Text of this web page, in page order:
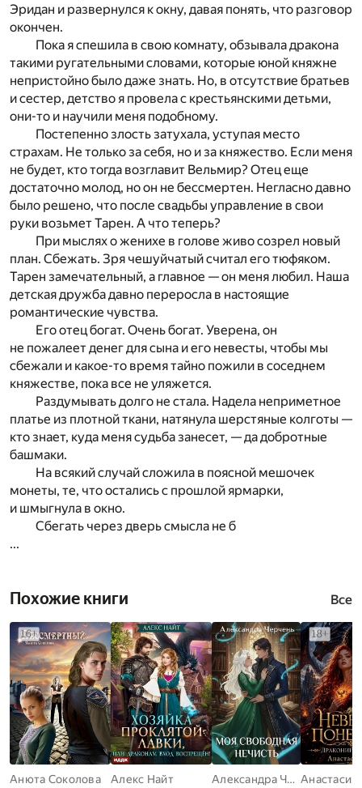
Эридан и развернулся к окну, давая понять, что разговор
окончен.
Пока я спешила в свою комнату, обзывала дракона
такими ругательными словами, которые юной княжне
непристойно было даже знать. Но, в отсутствие братьев
и сестер, детство я провела с крестьянскими детьми,
они-то и научили меня подобному.
Постепенно злость затухала, уступая место
страхам. Не только за себя, но и за княжество. Если меня
не будет, кто тогда возглавит Вельмир? Отец еще
достаточно молод, но он не бессмертен. Негласно давно
было решено, что после свадьбы управление в свои
руки возьмет Тарен. А что теперь?
При мыслях о женихе в голове живо созрел новый
план. Сбежать. Зря чешуйчатый считал его тюфяком.
Тарен замечательный, а главное — он меня любил. Наша
детская дружба давно переросла в настоящие
романтические чувства.
Его отец богат. Очень богат. Уверена, он
не пожалеет денег для сына и его невесты, чтобы мы
сбежали и какое-то время тайно пожили в соседнем
княжестве, пока все не уляжется.
Раздумывать долго не стала. Надела неприметное
платье из плотной ткани, натянула шерстяные колготы —
кто знает, куда меня судьба занесет, — да добротные
башмаки.
На всякий случай сложила в поясной мешочек
монеты, те, что остались с прошлой ярмарки,
и шмыгнула в окно.
Сбегать через дверь смысла не б
...
Похожие книги Все
Анюта Соколова
Алекс Найт
Александра Черчень Анастасия